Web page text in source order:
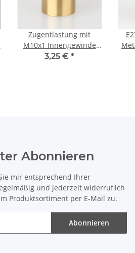
Zugentlastung mit
M10x1 Innengewinde
für Kabel 13x17mm
3,25 € *
Abonnieren
mir entsprechend Ihrer
und jederzeit widerruflich
Produktsortiment per E-Mail zu.
Abonnieren